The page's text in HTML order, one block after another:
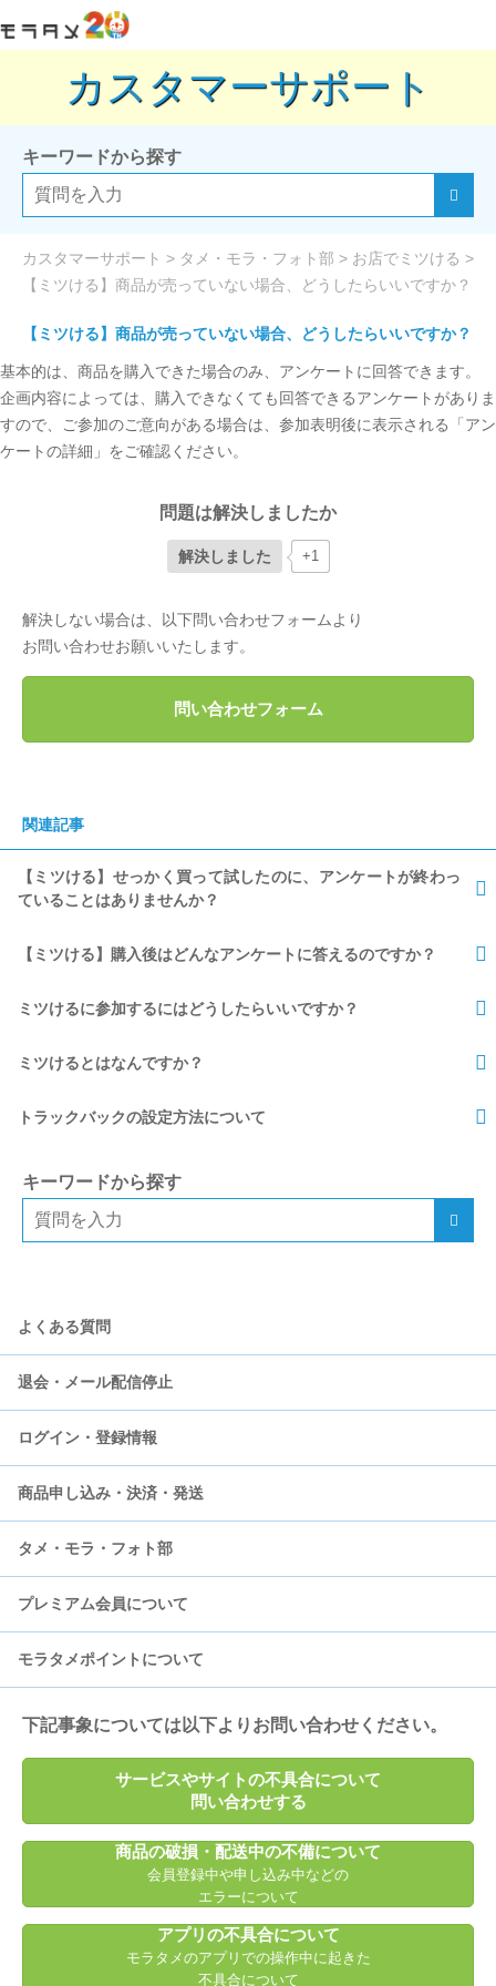
カスタマーサポート
キーワードから探す
カスタマーサポート > タメ・モラ・フォト部 > お店でミツける >
【ミツける】商品が売っていない場合、どうしたらいいですか？
【ミツける】商品が売っていない場合、どうしたらいいですか？
基本的は、商品を購入できた場合のみ、アンケートに回答できます。
企画内容によっては、購入できなくても回答できるアンケートがありま
すので、ご参加のご意向がある場合は、参加表明後に表示される「アン
ケートの詳細」をご確認ください。
問題は解決しましたか
解決しました +1
解決しない場合は、以下問い合わせフォームより
お問い合わせお願いいたします。
問い合わせフォーム
関連記事
【ミツける】せっかく買って試したのに、アンケートが終わっ
ていることはありませんか？
【ミツける】購入後はどんなアンケートに答えるのですか？
ミツけるに参加するにはどうしたらいいですか？
ミツけるとはなんですか？
トラックバックの設定方法について
キーワードから探す
よくある質問
退会・メール配信停止
モラタメについて
会員登録
会員退会
ログイン・登録情報
登録情報の更新
ログイン・パスワード
お知らせメール
SMS認証
商品申し込み・決済・発送
決済
商品発送
タメ・モラ・フォト部
タメせる商品
モラえる商品
フォト部
モラタメクーポン
オフィスタメ
その他キャンペーンについて
プレミアム会員について
プレミアム会員への登録・解除について
プレミアム会員の特典について
月額費用の決済について
モラタメポイントについて
無償ポイントについて
有償ポイントについて
ポイント交換申請について
下記事象については以下よりお問い合わせください。
サービスやサイトの不具合について
問い合わせする
商品の破損・配送中の不備について
会員登録中や申し込み中などの
エラーについて
アプリの不具合について
モラタメのアプリでの操作中に起きた
不具合について